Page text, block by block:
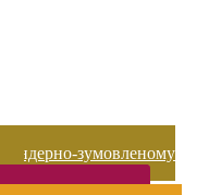
зумовленому